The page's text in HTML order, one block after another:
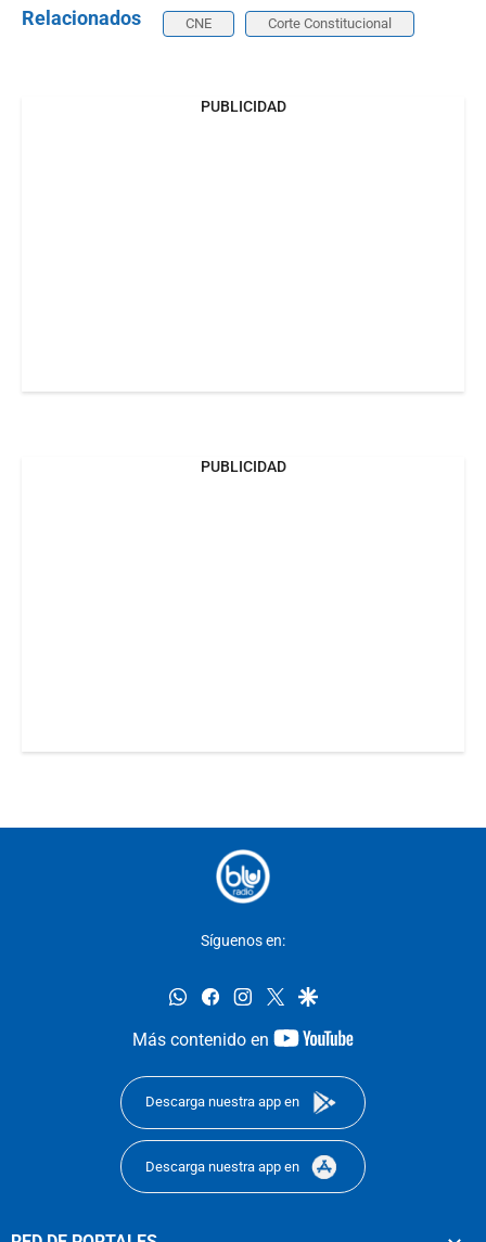
Relacionados CNE Corte Constitucional
PUBLICIDAD
PUBLICIDAD
Síguenos en:
whatsappfacebookinstagram
twittergoogle
Más contenido en
youtube-
Descarga nuestra app en
Descarga nuestra app en